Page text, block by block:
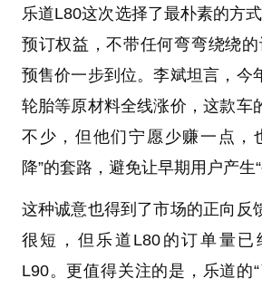
乐道L80这次选择了最朴素的方
预订权益，不带任何弯弯绕绕
预售价一步到位。李斌坦言，今
轮胎等原材料全线涨价，这款车
不少，但他们宁愿少赚一点，
降”的套路，避免让早期用户产生“
这种诚意也得到了市场的正向反
很短，但乐道L80的订单量已
L90。更值得关注的是，乐道的